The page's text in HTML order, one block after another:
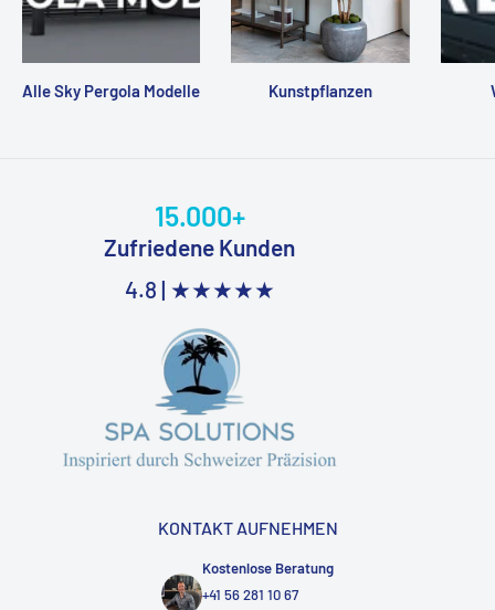
Alle Sky Pergola Modelle Kunstpflanzen
15.000+
Zufriedene Kunden
4.8 | ★★★★★
KONTAKT AUFNEHMEN
Kostenlose Beratung
+41 56 281 10 67